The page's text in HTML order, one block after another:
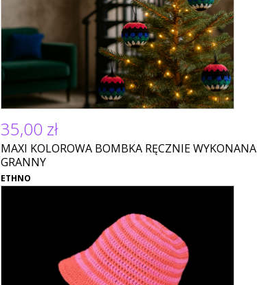
35,00 zł
MAXI KOLOROWA BOMBKA RĘCZNIE WYKONANA
GRANNY
ETHNO